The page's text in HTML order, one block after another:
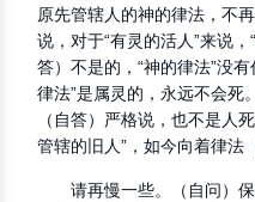
原先管辖人的神的律法，不
说，对于“有灵的活人”来说
答）不是的，“神的律法”没
律法”是属灵的，永远不会死
（自答）严格说，也不是人
管辖的旧人”，如今向着律法
请再慢一些。（自问）